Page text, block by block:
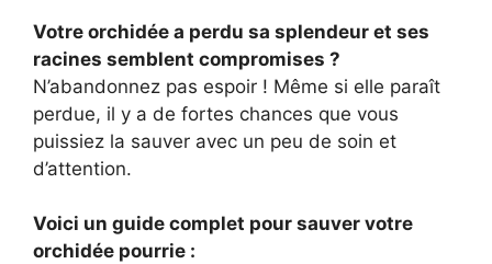
Votre orchidée a perdu sa splendeur et ses
racines semblent compromises ?
N’abandonnez pas espoir ! Même si elle paraît
perdue, il y a de fortes chances que vous
puissiez la sauver avec un peu de soin et
d’attention.
Voici un guide complet pour sauver votre
orchidée pourrie :